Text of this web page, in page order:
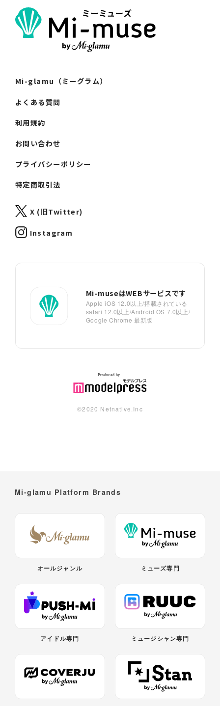
Mi-glamu（ミーグラム）
よくある質問
利用規約
お問い合わせ
プライバシーポリシー
特定商取引法
X (旧Twitter)
Instagram
Mi-museはWEBサービスです
Apple iOS 12.0以上/搭載されている
safari 12.0以上/Android OS 7.0以上/
Google Chrome 最新版
©︎2020 Netnative.Inc
Mi-glamu Platform Brands
オールジャンル ミューズ専門
アイドル専門 ミュージシャン専門